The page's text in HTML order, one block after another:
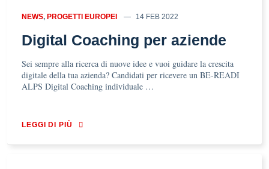
NEWS, PROGETTI EUROPEI 14 FEB 2022
Digital Coaching per aziende
Sei sempre alla ricerca di nuove idee e vuoi guidare la crescita
digitale della tua azienda? Candidati per ricevere un BE-READI
ALPS Digital Coaching individuale …
LEGGI DI PIÙ